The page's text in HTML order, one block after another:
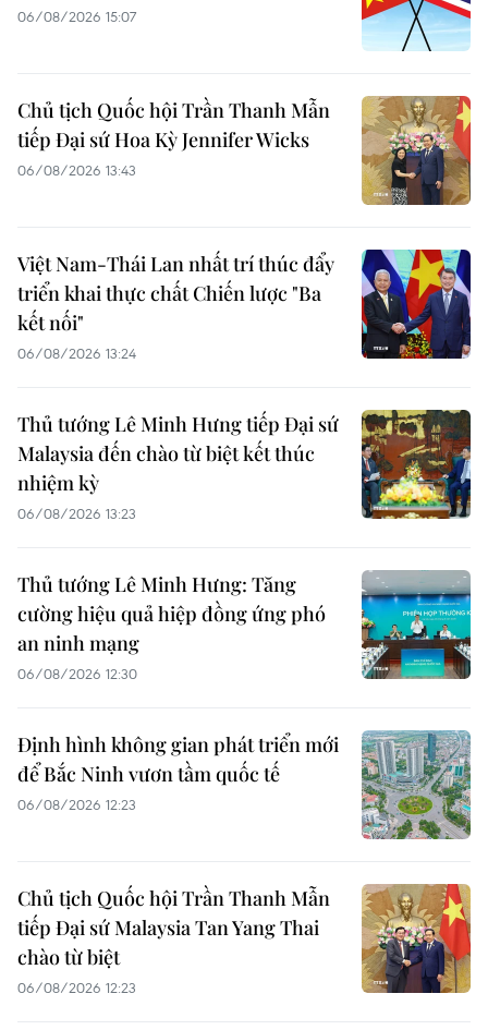
06/08/2026 15:07
Chủ tịch Quốc hội Trần Thanh Mẫn
tiếp Đại sứ Hoa Kỳ Jennifer Wicks
06/08/2026 13:43
Việt Nam-Thái Lan nhất trí thúc đẩy
triển khai thực chất Chiến lược "Ba
kết nối"
06/08/2026 13:24
Thủ tướng Lê Minh Hưng tiếp Đại sứ
Malaysia đến chào từ biệt kết thúc
nhiệm kỳ
06/08/2026 13:23
Thủ tướng Lê Minh Hưng: Tăng
cường hiệu quả hiệp đồng ứng phó
an ninh mạng
06/08/2026 12:30
Định hình không gian phát triển mới
để Bắc Ninh vươn tầm quốc tế
06/08/2026 12:23
Chủ tịch Quốc hội Trần Thanh Mẫn
tiếp Đại sứ Malaysia Tan Yang Thai
chào từ biệt
06/08/2026 12:23